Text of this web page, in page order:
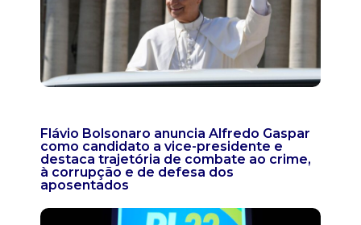
Flávio Bolsonaro anuncia Alfredo Gaspar
como candidato a vice-presidente e
destaca trajetória de combate ao crime,
à corrupção e de defesa dos
aposentados